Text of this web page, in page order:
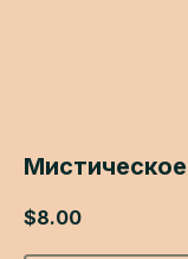
$8.00